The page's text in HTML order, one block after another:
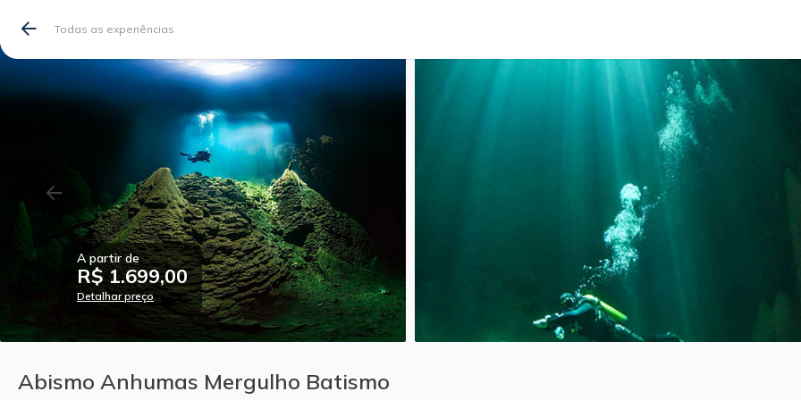
Todas as experiências
A partir de
R$ 1.699,00
Detalhar preço
Abismo Anhumas Mergulho Batismo